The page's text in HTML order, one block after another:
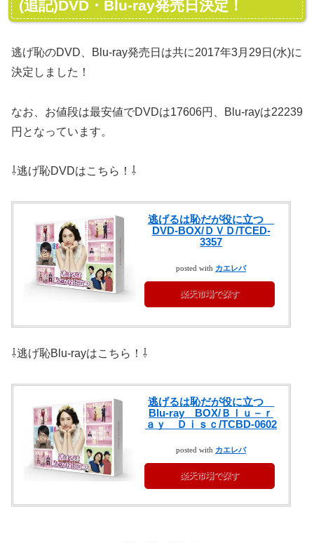
(追記)DVD・Blu-ray発売日決定！
逃げ恥のDVD、Blu-ray発売日は共に2017年3月29日(水)に
決定しました！
なお、お値段は最安値でDVDは17606円、Blu-rayは22239
円となっています。
⇩逃げ恥DVDはこちら！⇩
逃げるは恥だが役に立つ
DVD-BOX/ＤＶＤ/TCED-
3357
posted with カエレバ
楽天市場で探す
⇩逃げ恥Blu-rayはこちら！⇩
逃げるは恥だが役に立つ
Blu-ray BOX/Ｂｌｕ－ｒ
ａｙ Ｄｉｓｃ/TCBD-0602
posted with カエレバ
楽天市場で探す